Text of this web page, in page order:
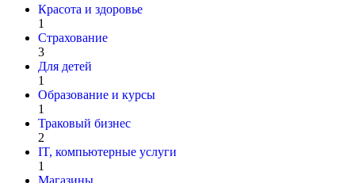
Красота и здоровье
1
Страхование
3
Для детей
1
Образование и курсы
1
Траковый бизнес
2
IT, компьютерные услуги
1
Магазины